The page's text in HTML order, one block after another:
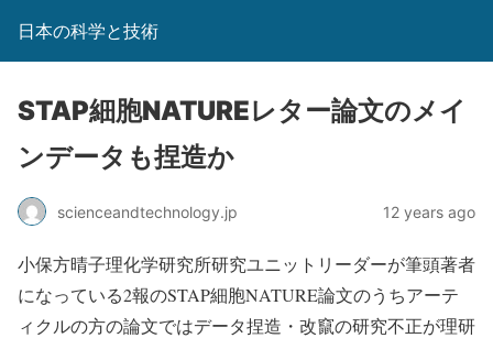
日本の科学と技術
STAP細胞NATUREレター論文のメイ
ンデータも捏造か
scienceandtechnology.jp 12 years ago
小保方晴子理化学研究所研究ユニットリーダーが筆頭著者
になっている2報のSTAP細胞NATURE論文のうちアーテ
ィクルの方の論文ではデータ捏造・改竄の研究不正が理研